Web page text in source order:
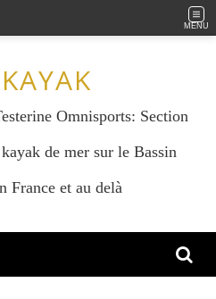
MENU
Omnisports: Section
de mer sur le Bassin
France et au delà